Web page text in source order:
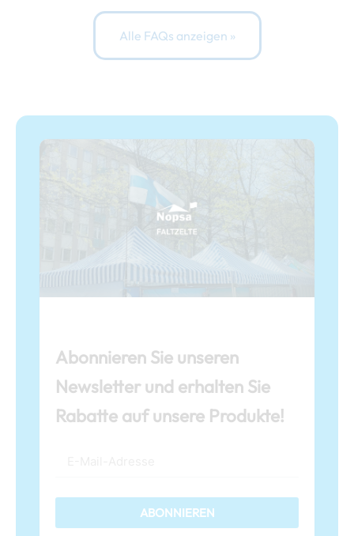
Alle FAQs anzeigen »
Abonnieren Sie unseren
Newsletter und erhalten Sie
Rabatte auf unsere Produkte!
ABONNIEREN